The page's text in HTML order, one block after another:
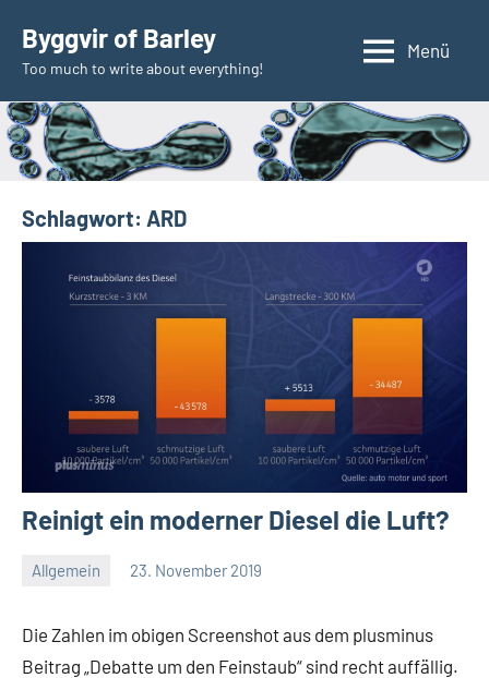
Inhalt
springen
Byggvir of Barley
Too much to write about everything!
Menü
Schlagwort: ARD
Reinigt ein moderner Diesel die Luft?
Allgemein 23. November 2019
Thomas
Die Zahlen im obigen Screenshot aus dem plusminus
Beitrag „Debatte um den Feinstaub“ sind recht auffällig.